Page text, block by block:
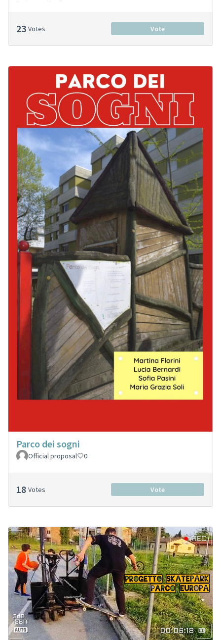
23 Votes Vote
Parco dei sogni
Official proposal 0
18 Votes Vote